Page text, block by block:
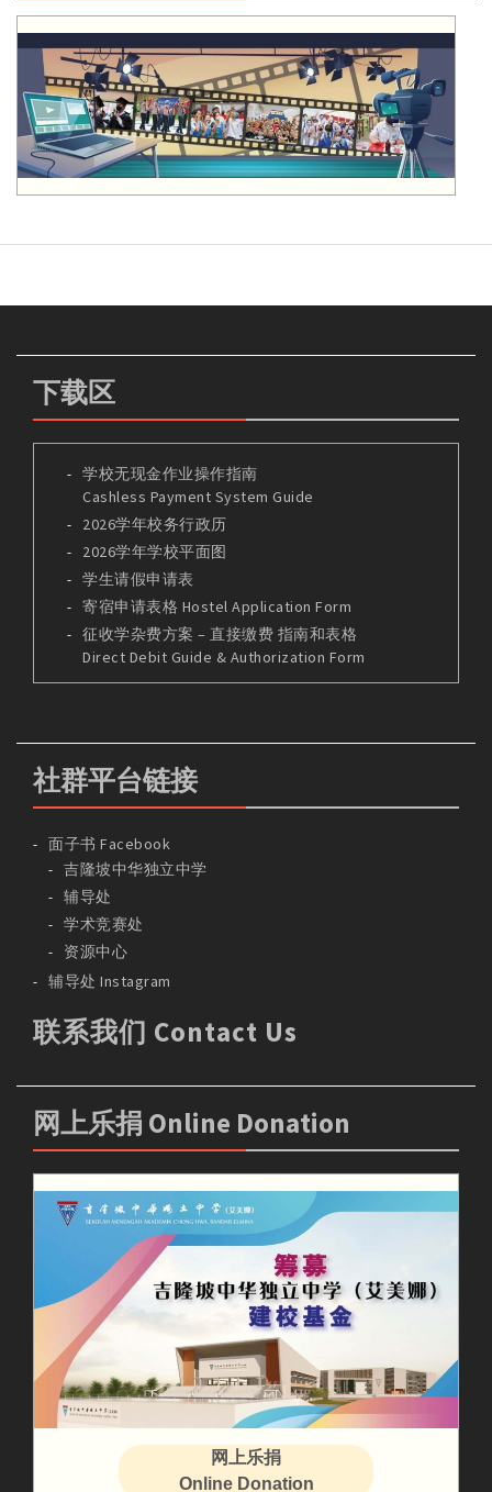
下载区
学校无现金作业操作指南
Cashless Payment System Guide
2026学年校务行政历
2026学年学校平面图
学生请假申请表
寄宿申请表格 Hostel Application Form
征收学杂费方案 – 直接缴费 指南和表格
Direct Debit Guide & Authorization Form
社群平台链接
面子书 Facebook
吉隆坡中华独立中学
辅导处
学术竞赛处
资源中心
辅导处 Instagram
联系我们 Contact Us
网上乐捐 Online Donation
网上乐捐
Online Donation